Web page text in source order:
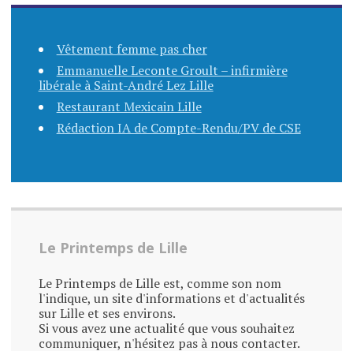
Vêtement femme pas cher
Emmanuelle Leconte Groult – infirmière
libérale à Saint-André Lez Lille
Restaurant Mexicain Lille
Rédaction IA de Compte-Rendu/PV de CSE
Le Printemps de Lille
Le Printemps de Lille est, comme son nom
l'indique, un site d'informations et d'actualités
sur Lille et ses environs.
Si vous avez une actualité que vous souhaitez
communiquer, n'hésitez pas à nous contacter.